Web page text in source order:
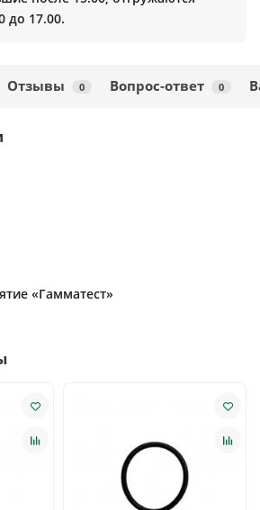
до 17.00.
Отзывы 0 Вопрос-ответ 0
«Гамматест»